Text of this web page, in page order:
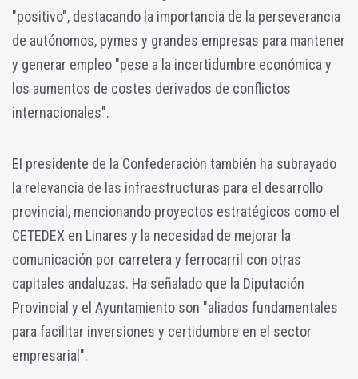
"positivo", destacando la importancia de la perseverancia
de autónomos, pymes y grandes empresas para mantener
y generar empleo "pese a la incertidumbre económica y
los aumentos de costes derivados de conflictos
internacionales".
El presidente de la Confederación también ha subrayado
la relevancia de las infraestructuras para el desarrollo
provincial, mencionando proyectos estratégicos como el
CETEDEX en Linares y la necesidad de mejorar la
comunicación por carretera y ferrocarril con otras
capitales andaluzas. Ha señalado que la Diputación
Provincial y el Ayuntamiento son "aliados fundamentales
para facilitar inversiones y certidumbre en el sector
empresarial".